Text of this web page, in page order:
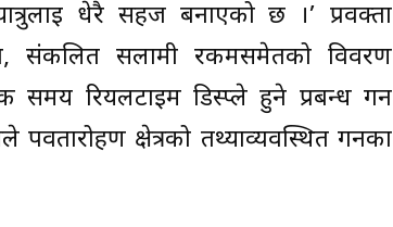
धेरै सहज बनाएको छ ।’ प्रवक्ता
संकलित सलामी रकमसमेतको विवरण
समय रियलटाइम डिस्प्ले हुने प्रबन्ध गर्न
क्षेत्रको तथ्याव्यवस्थित गर्नका